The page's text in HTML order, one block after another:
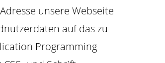
unsere Webseite
auf das zu
Programming